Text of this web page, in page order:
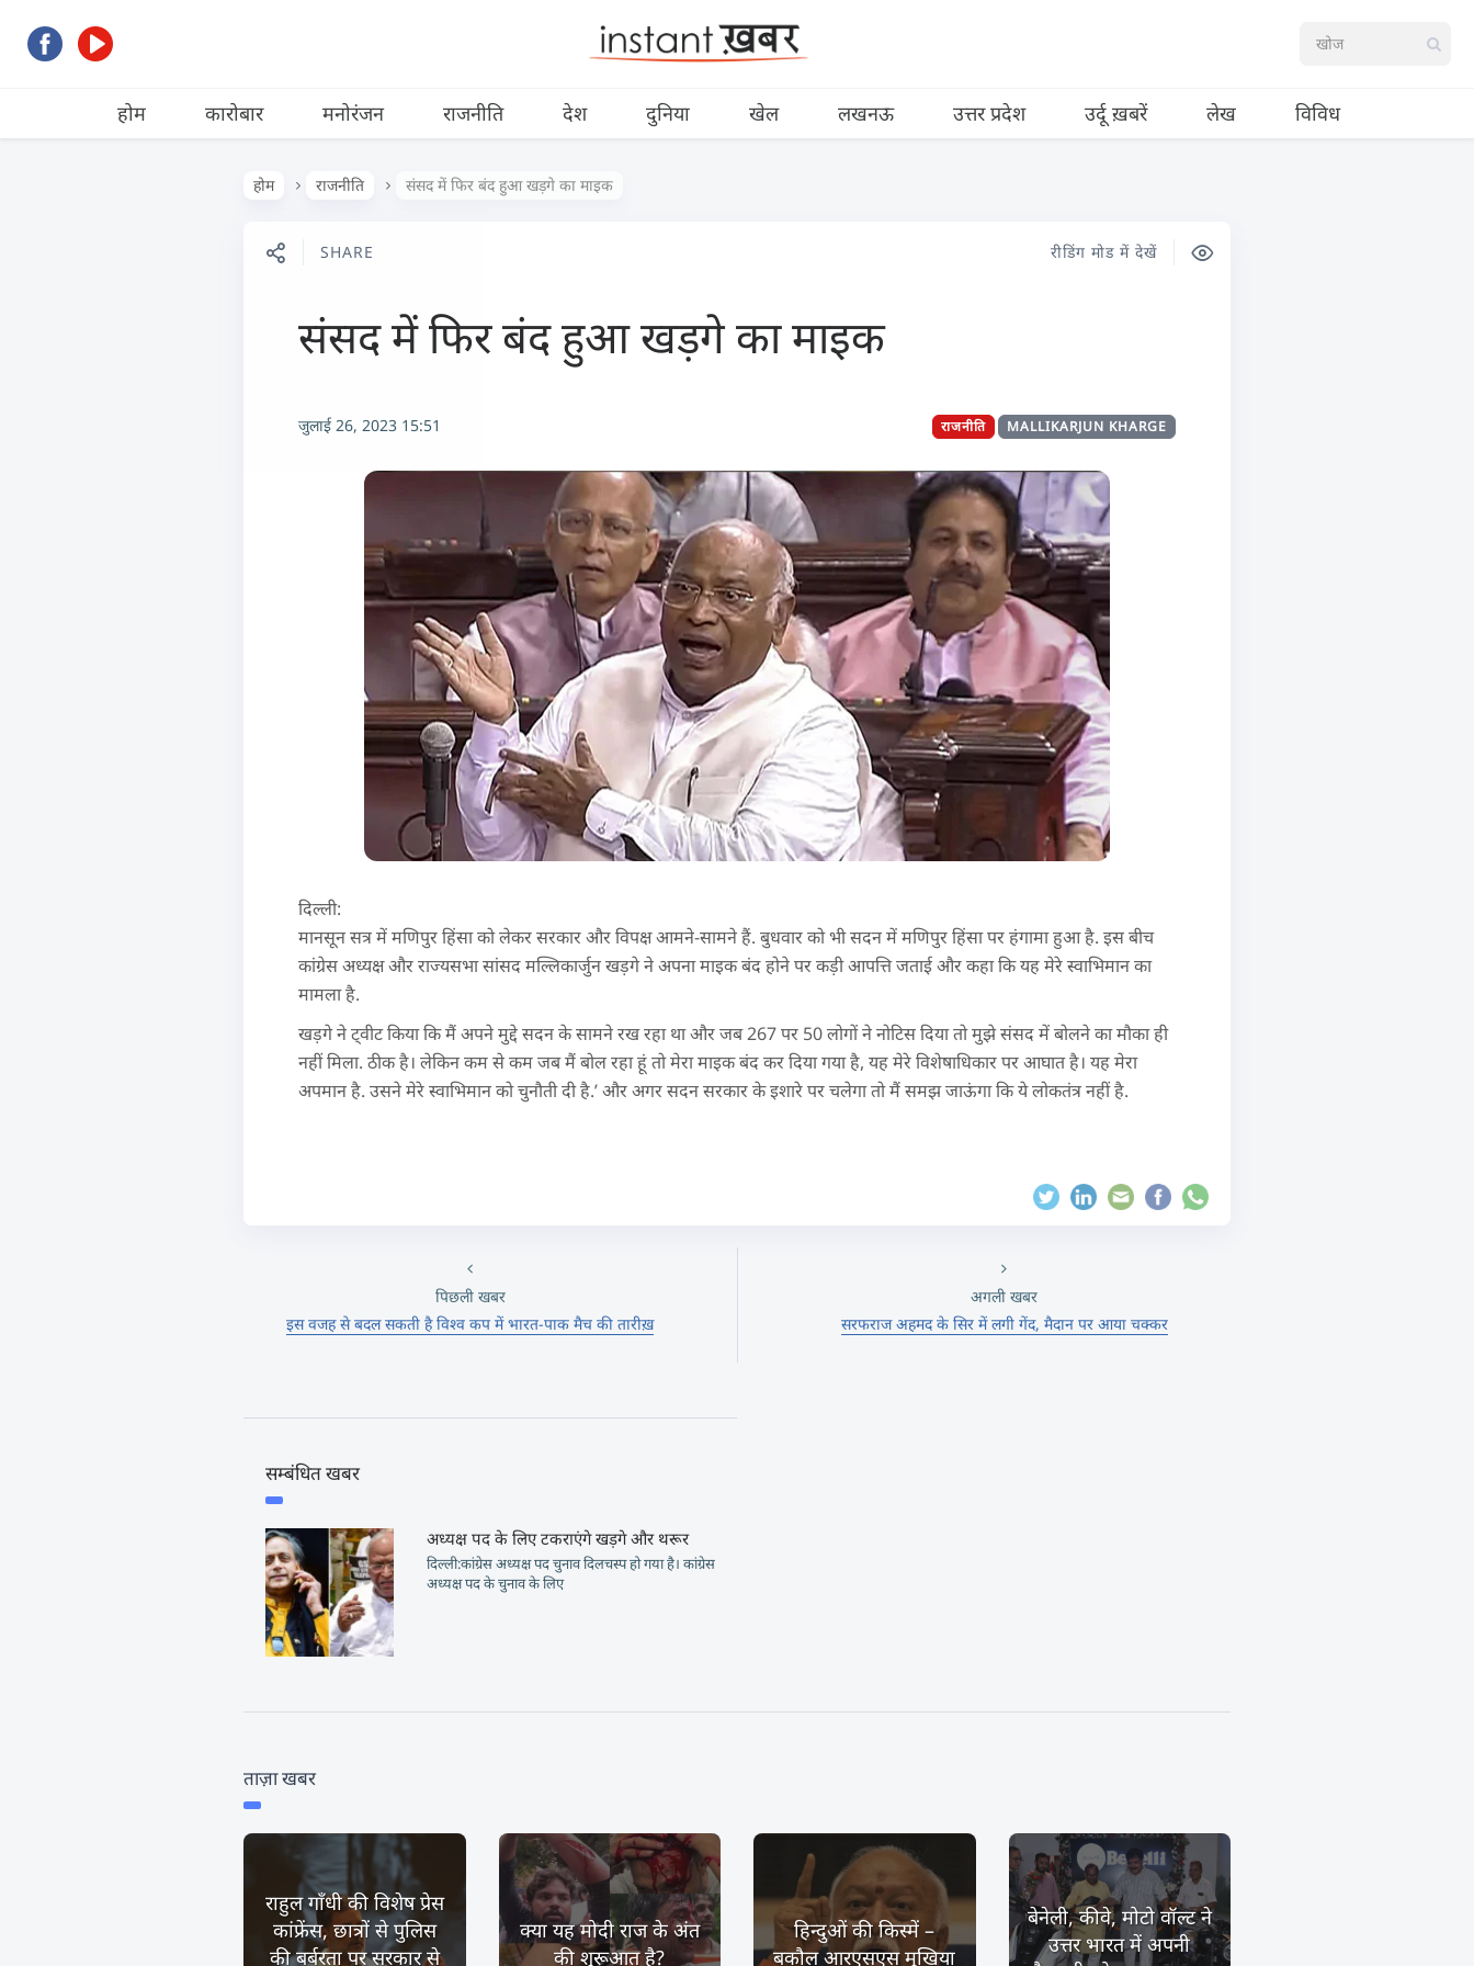
होम कारोबार मनोरंजन राजनीति देश दुनिया खेल लखनऊ उत्तर प्रदेश उर्दू ख़बरें लेख विविध
होम राजनीति संसद में फिर बंद हुआ खड़गे का माइक
SHARE रीडिंग मोड में देखें
संसद में फिर बंद हुआ खड़गे का माइक
जुलाई 26, 2023 15:51 MALLIKARJUN KHARGE
राजनीति
दिल्ली:
मानसून सत्र में मणिपुर हिंसा को लेकर सरकार और विपक्ष आमने-सामने हैं. बुधवार को भी सदन में मणिपुर हिंसा पर हंगामा हुआ है. इस बीच
कांग्रेस अध्यक्ष और राज्यसभा सांसद मल्लिकार्जुन खड़गे ने अपना माइक बंद होने पर कड़ी आपत्ति जताई और कहा कि यह मेरे स्वाभिमान का
मामला है.
खड़गे ने ट्वीट किया कि मैं अपने मुद्दे सदन के सामने रख रहा था और जब 267 पर 50 लोगों ने नोटिस दिया तो मुझे संसद में बोलने का मौका ही
नहीं मिला. ठीक है। लेकिन कम से कम जब मैं बोल रहा हूं तो मेरा माइक बंद कर दिया गया है, यह मेरे विशेषाधिकार पर आघात है। यह मेरा
अपमान है. उसने मेरे स्वाभिमान को चुनौती दी है.’ और अगर सदन सरकार के इशारे पर चलेगा तो मैं समझ जाऊंगा कि ये लोकतंत्र नहीं है.
पिछली खबर
इस वजह से बदल सकती है विश्व कप में भारत-पाक मैच की तारीख़
अगली खबर
सरफराज अहमद के सिर में लगी गेंद, मैदान पर आया चक्कर
सम्बंधित खबर
अध्यक्ष पद के लिए टकराएंगे खड़गे और थरूर
दिल्ली:कांग्रेस अध्यक्ष पद चुनाव दिलचस्प हो गया है। कांग्रेस
अध्यक्ष पद के चुनाव के लिए
ताज़ा खबर
राहुल गाँधी की विशेष प्रेस
कांफ्रेंस, छात्रों से पुलिस
की बर्बरता पर सरकार से
क्या यह मोदी राज के अंत
की शुरूआत है?
हिन्दुओं की किस्में –
बकौल आरएसएस मुखिया
बेनेली, कीवे, मोटो वॉल्ट ने
उत्तर भारत में अपनी